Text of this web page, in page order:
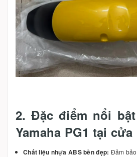
2. Đặc điểm nổi
Yamaha PG1 tại cửa
Chất liệu nhựa ABS bền đẹp: Đảm